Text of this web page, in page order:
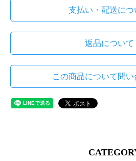
支払い・配送につ
返品について
この商品について問い